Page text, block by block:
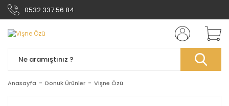
0532 337 56 84
Anasayfa Donuk Ürünler Vişne Özü